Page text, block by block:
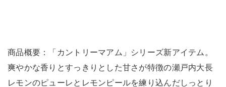
商品概要：「カントリーマアム」シリーズ新アイテム。
爽やかな香りとすっきりとした甘さが特徴の瀬戸内大長
レモンのピューレとレモンピールを練り込んだしっとり